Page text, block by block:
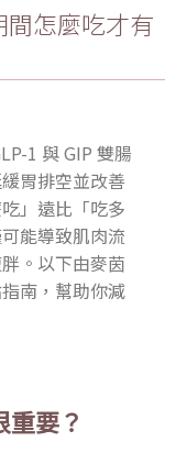
怎麼吃才有
1 與 GIP 雙腸
胃排空並改善
」遠比「吃多
能導致肌肉流
。以下由麥茵
南，幫助你減
要？